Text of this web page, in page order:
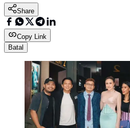
Share
Copy Link
Batal